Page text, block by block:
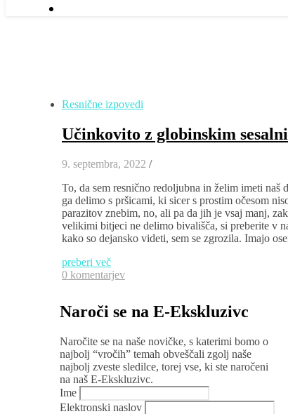
Resnične izpovedi
Učinkovito z globinskim
9. septembra, 2022 /
To, da sem resnično redoljubna in želim imeti naš
ga delimo s pršicami, ki sicer s prostim očesom
parazitov znebim, no, ali pa da jih je vsaj manj,
velikimi bitjeci ne delimo bivališča, si preberite v
kako so dejansko videti, sem se zgrozila. Imajo
preberi več
0 komentarjev
Naroči se na E-Ekskluzivc
Naročite se na naše novičke, s katerimi bomo o
najbolj “vročih” temah obveščali zgolj naše
najbolj zveste sledilce, torej vse, ki ste naročeni
na naš E-Ekskluzivc.
Ime
Elektronski naslov